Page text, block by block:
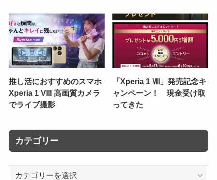
推し活におすすめのスマホ
Xperia 1 VIII 高画質カメラ
でライブ撮影
「Xperia 1 Ⅷ」発売記念キ
ャンペーン！ 現金受け取
ってきた
カテゴリー